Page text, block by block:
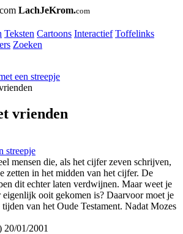
LachJeKrom.com
Teksten Cartoons Interactief Toffelinks
Zoeken
een streepje
vrienden
streepje
mensen die, als het cijfer zeven schrijven,
zetten in het midden van het cijfer. De
dit echter laten verdwijnen. Maar weet je
eigenlijk ooit gekomen is? Daarvoor moet je
van het Oude Testament. Nadat Mozes
20/01/2001